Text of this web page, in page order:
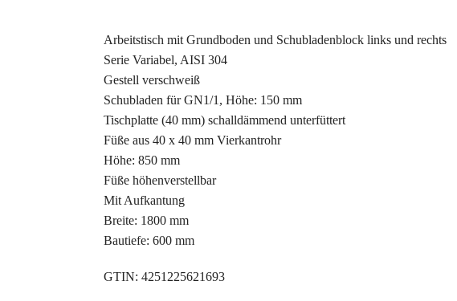
Arbeitstisch mit Grundboden und Schubladenblock links und rechts
Serie Variabel, AISI 304
Gestell verschweiß
Schubladen für GN1/1, Höhe: 150 mm
Tischplatte (40 mm) schalldämmend unterfüttert
Füße aus 40 x 40 mm Vierkantrohr
Höhe: 850 mm
Füße höhenverstellbar
Mit Aufkantung
Breite: 1800 mm
Bautiefe: 600 mm
GTIN: 4251225621693